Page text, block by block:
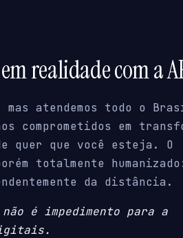
realidade com a
atendemos todo o
comprometidos em
quer que você esteja. O
totalmente
da distância.
é impedimento para a